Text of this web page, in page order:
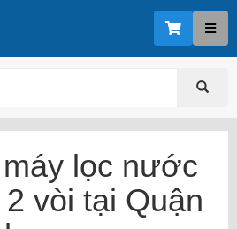
lọc nước
vòi tại Quận